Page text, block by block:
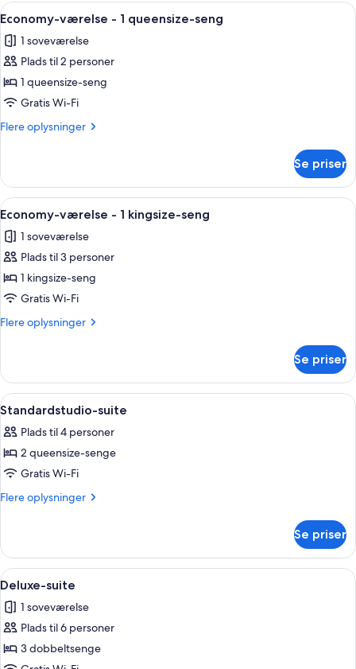
2
dobbeltsenge
Indlæs
alle
billeder
af
Economy-
værelse
-
seng
Economy-værelse - 1 queensize-
4
Economy-værelse - 1 queensize-seng
1 soveværelse
Plads til 2 personer
1 queensize-seng
Gratis Wi-Fi
Flere oplysninger
Flere
værelse
1
queensize-
seng
Se priser
Indlæs
alle
billeder
af
Economy-
værelse
-
seng
Et hotelværelse med en seng, et
4
Economy-værelse - 1 kingsize-seng
1 soveværelse
Plads til 3 personer
1 kingsize-seng
Gratis Wi-Fi
Flere oplysninger
Flere
værelse
1
seng
Se priser
Indlæs
alle
billeder
af
Standardstudio-
suite
Et hotelværelse med en sofa, et lille
4
Standardstudio-suite
Plads til 4 personer
2 queensize-senge
Gratis Wi-Fi
Flere oplysninger
Flere
suite
Se priser
Indlæs
alle
billeder
af
Deluxe-
Et hotelværelse med sofa, sofabord,
3
Deluxe-suite
1 soveværelse
Plads til 6 personer
3 dobbeltsenge